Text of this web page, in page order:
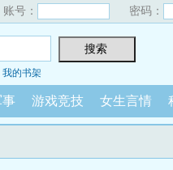
账号： 密码：
我的书架
事 游戏竞技 女生言情